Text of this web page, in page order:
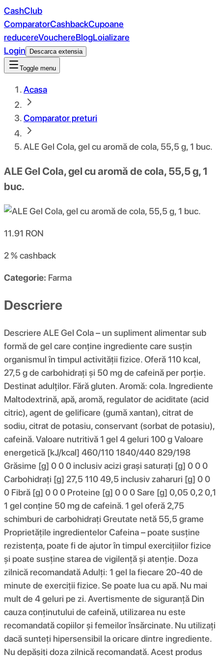
CashClub
ComparatorCashbackCupoane
reducereVouchereBlogLoializare
Login
Descarca extensia
Toggle menu
Acasa
Comparator preturi
ALE Gel Cola, gel cu aromă de cola, 55,5 g, 1 buc.
ALE Gel Cola, gel cu aromă de cola, 55,5 g, 1
buc.
11.91 RON
2 %cashback
Categorie: Farma
Descriere
Descriere ALE Gel Cola – un supliment alimentar sub
formă de gel care conține ingrediente care susțin
organismul în timpul activității fizice. Oferă 110 kcal,
27,5 g de carbohidrați și 50 mg de cafeină per porție.
Destinat adulților. Fără gluten. Aromă: cola. Ingrediente
Maltodextrină, apă, aromă, regulator de aciditate (acid
citric), agent de gelificare (gumă xantan), citrat de
sodiu, citrat de potasiu, conservant (sorbat de potasiu),
cafeină. Valoare nutritivă 1 gel 4 geluri 100 g Valoare
energetică [kJ/kcal] 460/110 1840/440 829/198
Grăsime [g] 0 0 0 inclusiv acizi grași saturați [g] 0 0 0
Carbohidrați [g] 27,5 110 49,5 inclusiv zaharuri [g] 0 0
0 Fibră [g] 0 0 0 Proteine ​​[g] 0 0 0 Sare [g] 0,05 0,2 0,1
1 gel conține 50 mg de cafeină. 1 gel oferă 2,75
schimburi de carbohidrați Greutate netă 55,5 grame
Proprietățile ingredientelor Cafeina – poate susține
rezistența, poate fi de ajutor în timpul exercițiilor fizice
și poate susține starea de vigilență și atenție. Doza
zilnică recomandată Adulți: 1 gel la fiecare 20-40 de
minute de exerciții fizice. Se poate lua cu apă. Nu mai
mult de 4 geluri pe zi. Avertismente de siguranță Din
cauza conținutului de cafeină, utilizarea nu este
recomandată copiilor și femeilor însărcinate. Nu utilizați
dacă sunteți hipersensibil la oricare dintre ingrediente.
Nu depășiți doza zilnică recomandată. Acest produs